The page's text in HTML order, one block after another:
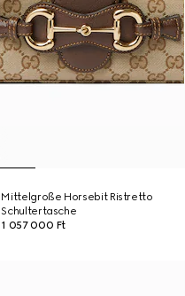
Mittelgroße Horsebit Ristretto
Schultertasche
1 057 000 Ft